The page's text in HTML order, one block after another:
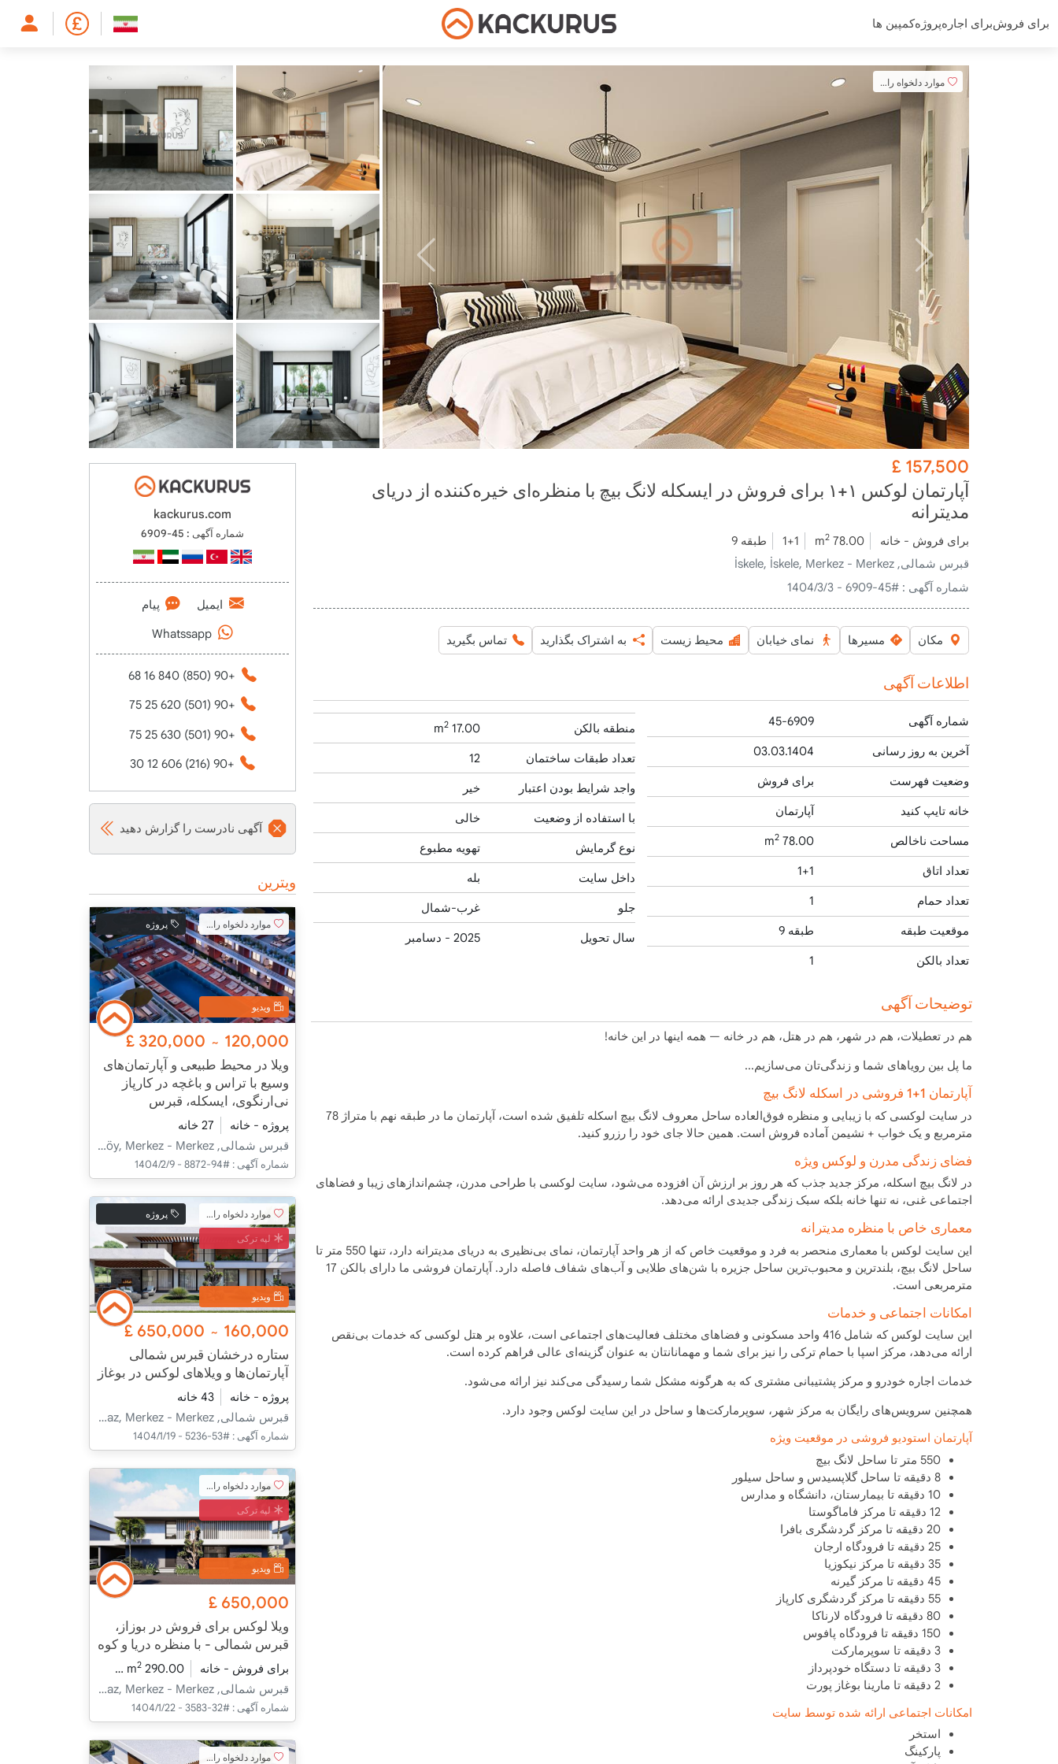
برای فروشبرای اجارهپروژهکمپین ها
موارد دلخواه را اضافه کنید
157,500
£
آپارتمان لوکس ۱+۱ برای فروش در ایسکله لانگ بیچ با منظره‌ای خیره‌کننده از دریای
مدیترانه
برای فروش - خانه 78.00 m
2
1+1
طبقه 9
قبرس شمالی, İskele, İskele, Merkez - Merkez
شماره آگهی : #45-6909 - 1404/3/3
مکان مسیرها نمای خیابان محیط زیست به اشتراک بگذارید تماس بگیرید
اطلاعات آگهی
شماره آگهی 45-6909
آخرین به روز رسانی 03.03.1404
وضعیت فهرست برای فروش
خانه تایپ کنید آپارتمان
مساحت ناخالص 78.00 m
2
تعداد اتاق 1+1
تعداد حمام 1
موقعیت طبقه طبقه 9
تعداد بالکن 1
منطقه بالکن 17.00 m
2
تعداد طبقات ساختمان 12
واجد شرایط بودن اعتبار خیر
با استفاده از وضعیت خالی
نوع گرمایش تهویه مطبوع
داخل سایت بله
جلو غرب-شمال
سال تحویل 2025 - دسامبر
توضیحات آگهی
هم در تعطیلات، هم در شهر، هم در هتل، هم در خانه — همه اینها در این خانه!
ما پل بین رویاهای شما و زندگی‌تان می‌سازیم...
آپارتمان 1+1 فروشی در اسکله لانگ بیچ
در سایت لوکسی که با زیبایی و منظره فوق‌العاده ساحل معروف لانگ بیچ اسکله تلفیق شده است، آپارتمان ما در طبقه نهم با متراژ 78
مترمربع و یک خواب + نشیمن آماده فروش است. همین حالا جای خود را رزرو کنید.
فضای زندگی مدرن و لوکس ویژه
در لانگ بیچ اسکله، مرکز جدید جذب که هر روز بر ارزش آن افزوده می‌شود، سایت لوکسی با طراحی مدرن، چشم‌اندازهای زیبا و فضاهای
اجتماعی غنی، نه تنها خانه بلکه سبک زندگی جدیدی ارائه می‌دهد.
معماری خاص با منظره مدیترانه
این سایت لوکس با معماری منحصر به فرد و موقعیت خاص که از هر واحد آپارتمان، نمای بی‌نظیری به دریای مدیترانه دارد، تنها 550 متر تا
ساحل لانگ بیچ، بلندترین و محبوب‌ترین ساحل جزیره با شن‌های طلایی و آب‌های شفاف فاصله دارد. آپارتمان فروشی ما دارای بالکن 17
مترمربعی است.
امکانات اجتماعی و خدمات
این سایت لوکس که شامل 416 واحد مسکونی و فضاهای مختلف فعالیت‌های اجتماعی است، علاوه بر هتل لوکسی که خدمات بی‌نقص
ارائه می‌دهد، مرکز اسپا با حمام ترکی را نیز برای شما و مهمانانتان به عنوان گزینه‌ای عالی فراهم کرده است.
خدمات اجاره خودرو و مرکز پشتیبانی مشتری که به هرگونه مشکل شما رسیدگی می‌کند نیز ارائه می‌شود.
همچنین سرویس‌های رایگان به مرکز شهر، سوپرمارکت‌ها و ساحل در این سایت لوکس وجود دارد.
آپارتمان استودیو فروشی در موقعیت ویژه
550 متر تا ساحل لانگ بیچ
8 دقیقه تا ساحل گلاپسیدس و ساحل سیلور
10 دقیقه تا بیمارستان، دانشگاه و مدارس
12 دقیقه تا مرکز فاماگوستا
20 دقیقه تا مرکز گردشگری بافرا
25 دقیقه تا فرودگاه ارجان
35 دقیقه تا مرکز نیکوزیا
45 دقیقه تا مرکز گیرنه
55 دقیقه تا مرکز گردشگری کارپاز
80 دقیقه تا فرودگاه لارناکا
150 دقیقه تا فرودگاه پافوس
3 دقیقه تا سوپرمارکت
3 دقیقه تا دستگاه خودپرداز
2 دقیقه تا مارینا بوغاز پورت
امکانات اجتماعی ارائه شده توسط سایت
استخر
پارکینگ
kackurus.com
شماره آگهی : 45-6909
ایمیل پیام
Whatssapp
+90 (850) 840 16 68
+90 (501) 620 25 75
+90 (501) 630 25 75
+90 (216) 606 12 30
آگهی نادرست را گزارش دهید
ویترین
موارد دلخواه را اضافه کنید پروژه
ویدیو
120,000
~
320,000
£
ویلا در محیط طبیعی و آپارتمان‌های
وسیع با تراس و باغچه در کارپاز
نی‌ارنگوی، ایسکله، قبرس
پروژه - خانه
27 خانه
قبرس شمالی, İskele, Yeni Erenköy, Merkez - Merkez
شماره آگهی : #94-8872 - 1404/2/9
موارد دلخواه را اضافه کنید
لپه ترکی
پروژه
ویدیو
160,000
~
650,000
£
ستاره درخشان قبرس شمالی
آپارتمان‌ها و ویلاهای لوکس در بوغاز
پروژه - خانه
43 خانه
قبرس شمالی, İskele, Boğaz, Merkez - Merkez
شماره آگهی : #53-5236 - 1404/1/19
موارد دلخواه را اضافه کنید
لپه ترکی
ویدیو
650,000
£
ویلا لوکس برای فروش در بوزاز،
قبرس شمالی - با منظره دریا و کوه
برای فروش - خانه 290.00 m
2
قبرس شمالی, İskele, Boğaz, Merkez - Merkez
شماره آگهی : #32-3583 - 1404/1/22
موارد دلخواه را اضافه کنید